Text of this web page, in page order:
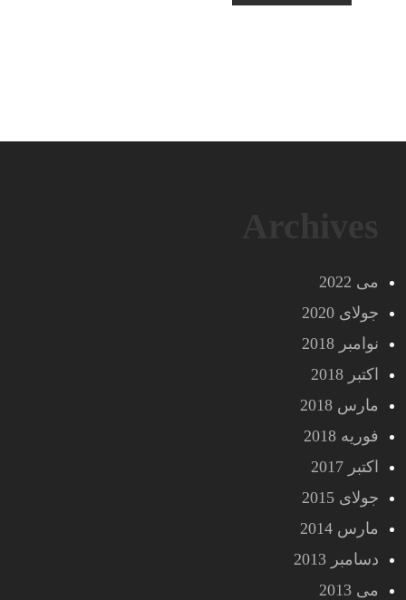
می 2022
جولای 2020
نوامبر 2018
اکتبر 2018
مارس 2018
فوریه 2018
اکتبر 2017
جولای 2015
مارس 2014
دسامبر 2013
می 2013